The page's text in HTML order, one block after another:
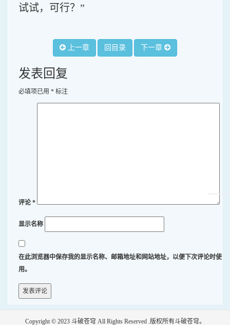
试试，可行？”
上一章 回目录 下一章
发表回复
必填项已用 * 标注
评论*
显示名称
在此浏览器中保存我的显示名称、邮箱地址和网站地址，以便下次评论时使
用。
Copyright © 2023 斗破苍穹 All Rights Reserved .版权所有斗破苍穹。